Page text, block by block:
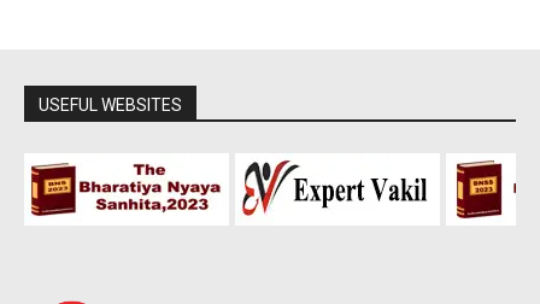
USEFUL WEBSITES